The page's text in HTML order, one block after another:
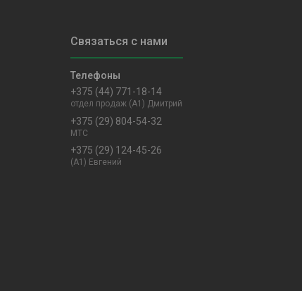
+375 (44) 771-18-14
отдел продаж (A1) Дмитрий
+375 (29) 804-54-32
MTC
+375 (29) 124-45-26
(A1) Евгений